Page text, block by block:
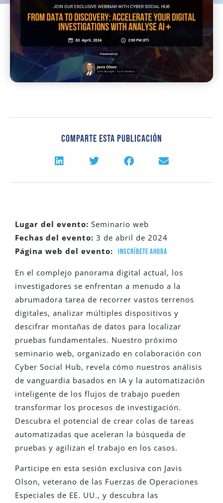
Comparte Esta Publicación
Lugar del evento: Seminario web
Fechas del evento: 3 de abril de 2024
Página web del evento: Inscríbete ahora
En el complejo panorama digital actual, los
investigadores se enfrentan a menudo a la
abrumadora tarea de recorrer vastos terrenos
digitales, analizar múltiples dispositivos y
descifrar montañas de datos para localizar
pruebas fundamentales. Nuestro próximo
seminario web, organizado en colaboración con
Cyber Social Hub, revela cómo nuestros análisis
de vanguardia basados en IA y la automatización
inteligente de los flujos de trabajo pueden
transformar los procesos de investigación.
Descubra el potencial de crear colas de tareas
automatizadas que aceleran la búsqueda de
pruebas y agilizan el trabajo en los casos.
Participe en esta sesión exclusiva con Javis
Olson, veterano de las Fuerzas de Operaciones
Especiales de EE. UU., y descubra las